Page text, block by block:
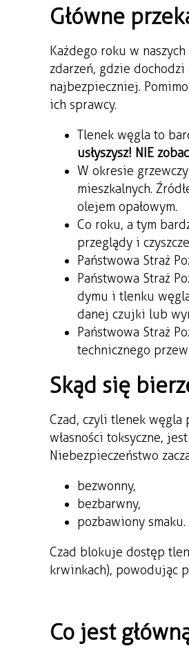
Główne
Każdego roku w
zdarzeń, gdzie
najbezpieczniej.
ich sprawcy.
Tlenek węgla to
usłyszysz! NIE
W okresie
mieszkalnych.
olejem opałowym.
Co roku, a tym
przeglądy i
Państwowa Straż
Państwowa Straż
dymu i tlenku
danej czujki lub
Państwowa Straż
technicznego
Skąd się
Czad, czyli tlenek węgla
własności toksyczne,
Niebezpieczeństwo
bezwonny,
bezbarwny,
pozbawiony smaku.
Czad blokuje dostęp
krwinkach), powodując
Co jest